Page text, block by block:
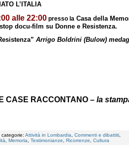
L’ITALIA
alle 22:00 presso la Casa della
docu-film su Donne e Resistenza.
Arrigo Boldrini (Bulow)
CASE RACCONTANO – la
categorie: Attività in Lombardia, Commenti e dibattiti,
, Memoria, Testimonianze, Ricorrenze, Cultura